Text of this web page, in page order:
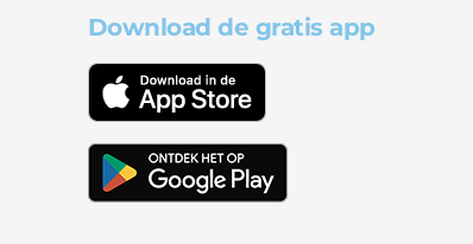
Download de gratis app